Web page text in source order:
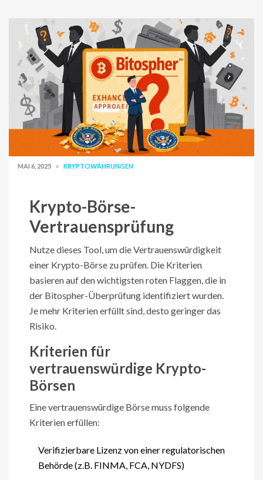
MAI 6, 2025 KRYPTOWÄHRUNGEN
Krypto-Börse-
Vertrauensprüfung
Nutze dieses Tool, um die Vertrauenswürdigkeit
einer Krypto-Börse zu prüfen. Die Kriterien
basieren auf den wichtigsten roten Flaggen, die in
der Bitospher-Überprüfung identifiziert wurden.
Je mehr Kriterien erfüllt sind, desto geringer das
Risiko.
Kriterien für
vertrauenswürdige Krypto-
Börsen
Eine vertrauenswürdige Börse muss folgende
Kriterien erfüllen:
Verifizierbare Lizenz von einer regulatorischen
Behörde (z.B. FINMA, FCA, NYDFS)